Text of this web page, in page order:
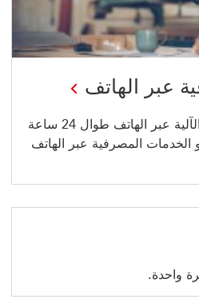
عبر الهاتف
تتوفر الخدمات المصرفية الآلية عبر الهاتف طوال 24 ساعة
الخدمات المصرفية عبر الهاتف
واحدة.